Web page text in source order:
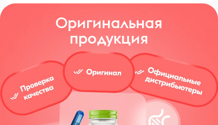
обуславливаются стремлениями Tatcha помочь
каждому человеку открыть и сохранить свою
уникальную привлекательность через
эксклюзивные формулы и приемы ухода,
вдохновленные японскими ритуалами.
Оригинальная
продукция